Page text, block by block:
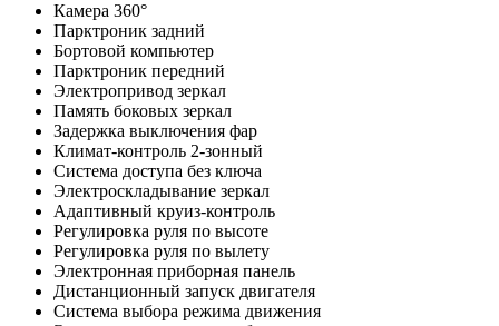
Камера 360°
Парктроник задний
Бортовой компьютер
Парктроник передний
Электропривод зеркал
Память боковых зеркал
Задержка выключения фар
Климат-контроль 2-зонный
Система доступа без ключа
Электроскладывание зеркал
Адаптивный круиз-контроль
Регулировка руля по высоте
Регулировка руля по вылету
Электронная приборная панель
Дистанционный запуск двигателя
Система выбора режима движения